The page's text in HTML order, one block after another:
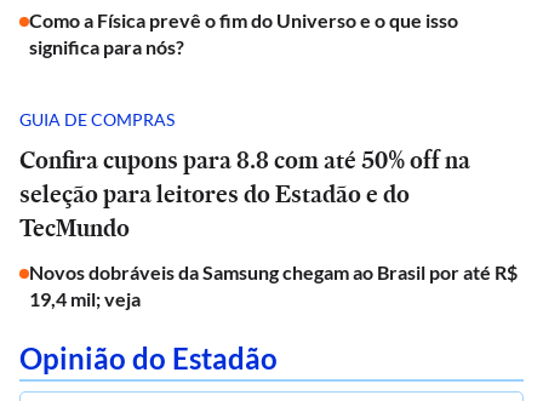
Como a Física prevê o fim do Universo e o que isso
significa para nós?
GUIA DE COMPRAS
Confira cupons para 8.8 com até 50% off na
seleção para leitores do Estadão e do
TecMundo
Novos dobráveis da Samsung chegam ao Brasil por até R$
19,4 mil; veja
Opinião do Estadão